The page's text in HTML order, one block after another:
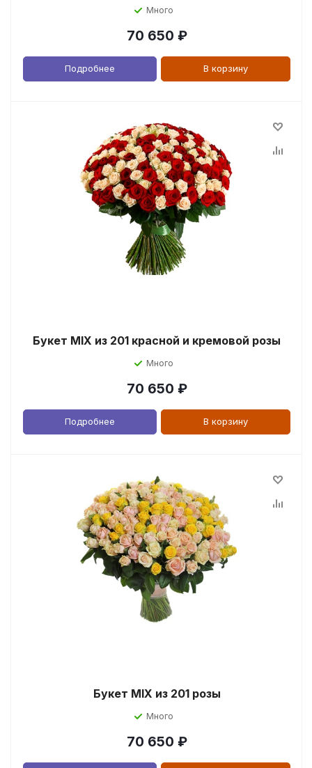
Много
70 650 ₽
Подробнее В корзину
Букет MIX из 201 красной и кремовой розы
Много
70 650 ₽
Подробнее В корзину
Букет MIX из 201 розы
Много
70 650 ₽